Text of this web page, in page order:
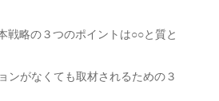
戦略の３つのポイントは○○と質と
ンがなくても取材されるための３